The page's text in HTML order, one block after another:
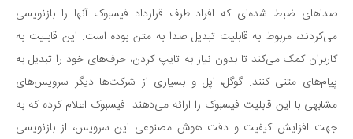
مراکز پزشکی و دارویی
فرهنگ و هنر
سینما و تئاتر
تلویزیون
موسیقی
صداهای ضبط شده‌ای که افراد طرف قرارداد فیسبوک آنها را بازنویسی
می‌کردند، مربوط به قابلیت تبدیل صدا به متن بوده است. این قابلیت به
کاربران کمک می‌کند تا بدون نیاز به تایپ کردن، حرف‌های خود را تبدیل به
پیام‌های متنی کنند. گوگل، اپل و بسیاری از شرکت‌ها دیگر سرویس‌های
مشابهی با این قابلیت فیسبوک را ارائه می‌دهند. فیسبوک اعلام کرده که به
جهت افزایش کیفیت و دقت هوش مصنوعی این سرویس، از بازنویسی